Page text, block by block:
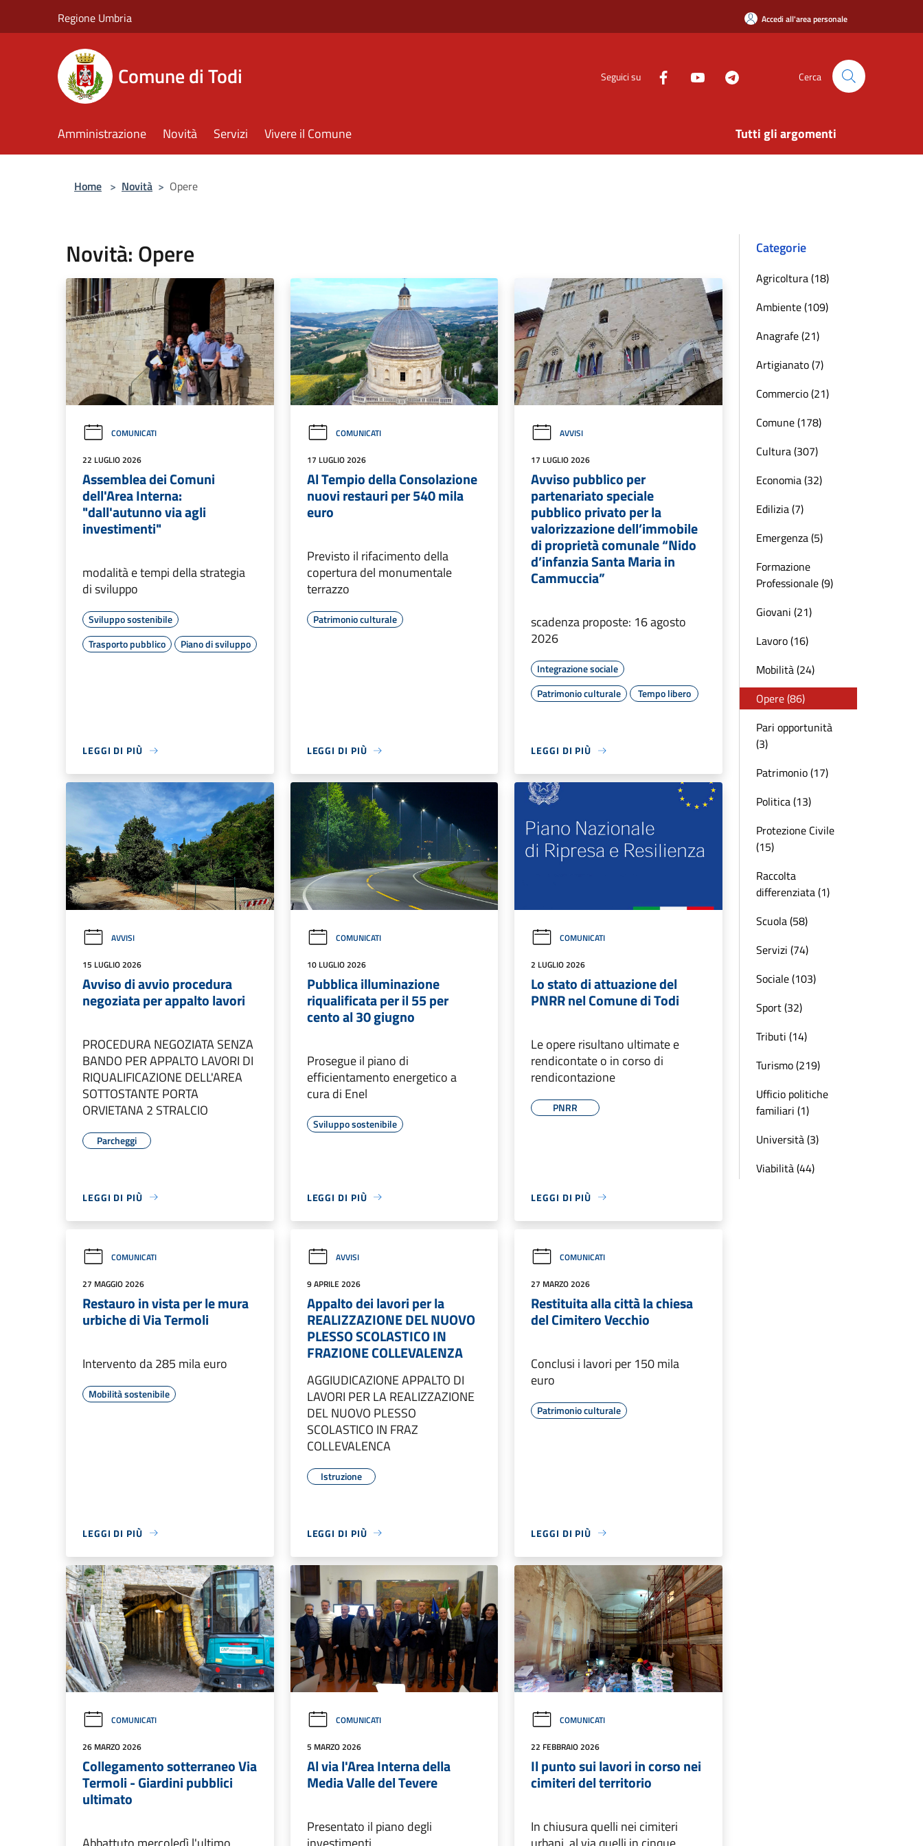
Regione Umbria Accedi all'area personale
Comune di Todi Seguici su Cerca
Amministrazione Novità Servizi Vivere il Comune Tutti gli argomenti
Home > Novità > Opere
Novità: Opere
COMUNICATI
22 LUGLIO 2026
Assemblea dei Comuni
dell'Area Interna:
"dall'autunno via agli
investimenti"
modalità e tempi della strategia
di sviluppo
Sviluppo sostenibile
Trasporto pubblico
Piano di sviluppo
LEGGI DI PIÙ
COMUNICATI
17 LUGLIO 2026
Al Tempio della Consolazione
nuovi restauri per 540 mila
euro
Previsto il rifacimento della
copertura del monumentale
terrazzo
Patrimonio culturale
LEGGI DI PIÙ
AVVISI
17 LUGLIO 2026
Avviso pubblico per
partenariato speciale
pubblico privato per la
valorizzazione dell’immobile
di proprietà comunale “Nido
d’infanzia Santa Maria in
Cammuccia”
scadenza proposte: 16 agosto
2026
Integrazione sociale
Patrimonio culturale
Tempo libero
LEGGI DI PIÙ
AVVISI
15 LUGLIO 2026
Avviso di avvio procedura
negoziata per appalto lavori
PROCEDURA NEGOZIATA SENZA
BANDO PER APPALTO LAVORI DI
RIQUALIFICAZIONE DELL'AREA
SOTTOSTANTE PORTA
ORVIETANA 2 STRALCIO
Parcheggi
LEGGI DI PIÙ
COMUNICATI
10 LUGLIO 2026
Pubblica illuminazione
riqualificata per il 55 per
cento al 30 giugno
Prosegue il piano di
efficientamento energetico a
cura di Enel
Sviluppo sostenibile
LEGGI DI PIÙ
COMUNICATI
2 LUGLIO 2026
Lo stato di attuazione del
PNRR nel Comune di Todi
Le opere risultano ultimate e
rendicontate o in corso di
rendicontazione
PNRR
LEGGI DI PIÙ
COMUNICATI
27 MAGGIO 2026
Restauro in vista per le mura
urbiche di Via Termoli
Intervento da 285 mila euro
Mobilità sostenibile
LEGGI DI PIÙ
AVVISI
9 APRILE 2026
Appalto dei lavori per la
REALIZZAZIONE DEL NUOVO
PLESSO SCOLASTICO IN
FRAZIONE COLLEVALENZA
AGGIUDICAZIONE APPALTO DI
LAVORI PER LA REALIZZAZIONE
DEL NUOVO PLESSO
SCOLASTICO IN FRAZ
COLLEVALENCA
Istruzione
LEGGI DI PIÙ
COMUNICATI
27 MARZO 2026
Restituita alla città la chiesa
del Cimitero Vecchio
Conclusi i lavori per 150 mila
euro
Patrimonio culturale
LEGGI DI PIÙ
COMUNICATI
26 MARZO 2026
Collegamento sotterraneo Via
Termoli - Giardini pubblici
ultimato
COMUNICATI
5 MARZO 2026
Al via l'Area Interna della
Media Valle del Tevere
Presentato il piano degli
COMUNICATI
22 FEBBRAIO 2026
Il punto sui lavori in corso nei
cimiteri del territorio
In chiusura quelli nei cimiteri
Categorie
Agricoltura (18)
Ambiente (109)
Anagrafe (21)
Artigianato (7)
Commercio (21)
Comune (178)
Cultura (307)
Economia (32)
Edilizia (7)
Emergenza (5)
Formazione
Professionale (9)
Giovani (21)
Lavoro (16)
Mobilità (24)
Opere (86)
Pari opportunità
(3)
Patrimonio (17)
Politica (13)
Protezione Civile
(15)
Raccolta
differenziata (1)
Scuola (58)
Servizi (74)
Sociale (103)
Sport (32)
Tributi (14)
Turismo (219)
Ufficio politiche
familiari (1)
Università (3)
Viabilità (44)